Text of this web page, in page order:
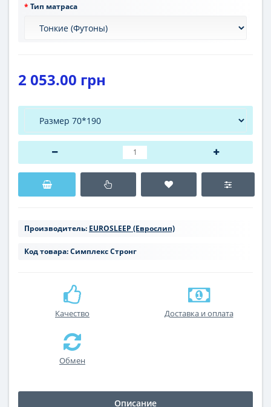
Тип матраса
2 053.00 грн
Производитель: EUROSLEEP (Еврослип)
Код товара:Симплекс Стронг
Качество Доставка и оплата
Обмен
Описание